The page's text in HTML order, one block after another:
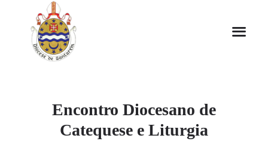
Encontro Diocesano de
Catequese e Liturgia
A DIOCESE
CELEBRAÇÃO
VIDA CRISTÃ
NOTÍCIAS